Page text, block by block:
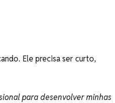
Ele precisa ser curto,
para desenvolver minhas